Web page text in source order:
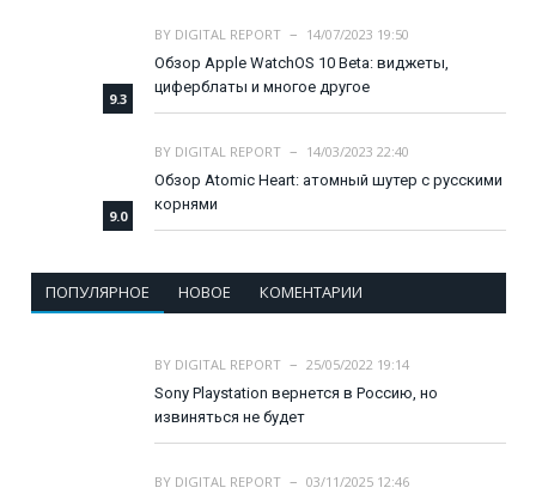
9.3
BY DIGITAL REPORT
14/07/2023 19:50
Обзор Apple WatchOS 10 Beta: виджеты,
циферблаты и многое другое
9.0
BY DIGITAL REPORT
14/03/2023 22:40
Обзор Atomic Heart: атомный шутер с русскими
корнями
ПОПУЛЯРНОЕ НОВОЕ КОМЕНТАРИИ
BY DIGITAL REPORT
25/05/2022 19:14
Sony Playstation вернется в Россию, но
извиняться не будет
BY DIGITAL REPORT
03/11/2025 12:46